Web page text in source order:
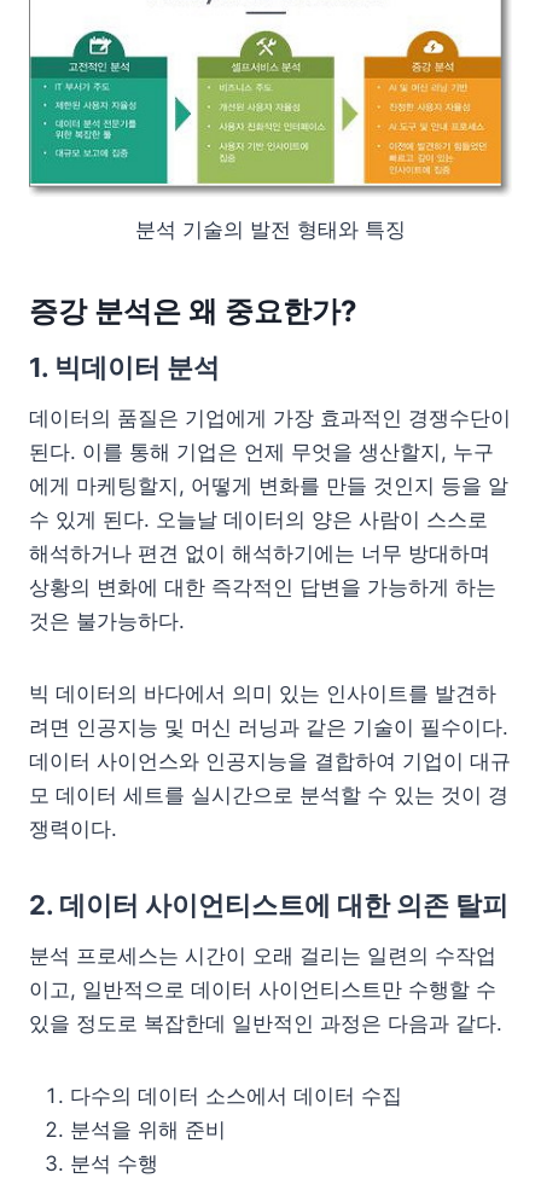
분석 기술의 발전 형태와 특징
증강 분석은 왜 중요한가?
1. 빅데이터 분석
데이터의 품질은 기업에게 가장 효과적인 경쟁수단이
된다. 이를 통해 기업은 언제 무엇을 생산할지, 누구
에게 마케팅할지, 어떻게 변화를 만들 것인지 등을 알
수 있게 된다. 오늘날 데이터의 양은 사람이 스스로
해석하거나 편견 없이 해석하기에는 너무 방대하며
상황의 변화에 대한 즉각적인 답변을 가능하게 하는
것은 불가능하다.
빅 데이터의 바다에서 의미 있는 인사이트를 발견하
려면 인공지능 및 머신 러닝과 같은 기술이 필수이다.
데이터 사이언스와 인공지능을 결합하여 기업이 대규
모 데이터 세트를 실시간으로 분석할 수 있는 것이 경
쟁력이다.
2. 데이터 사이언티스트에 대한 의존 탈피
분석 프로세스는 시간이 오래 걸리는 일련의 수작업
이고, 일반적으로 데이터 사이언티스트만 수행할 수
있을 정도로 복잡한데 일반적인 과정은 다음과 같다.
다수의 데이터 소스에서 데이터 수집
분석을 위해 준비
분석 수행